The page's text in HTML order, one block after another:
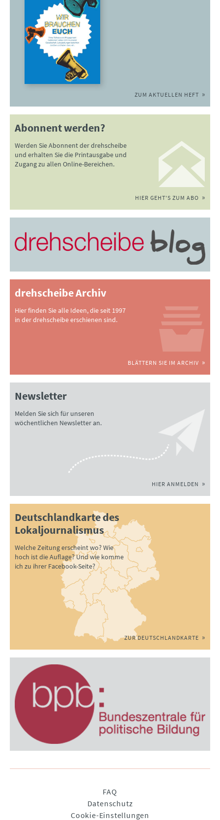
ZUM AKTUELLEN HEFT
Abonnent werden?
Werden Sie Abonnent der drehscheibe
und erhalten Sie die Printausgabe und
Zugang zu allen Online-Bereichen.
HIER GEHT'S ZUM ABO
drehscheibe Archiv
Hier finden Sie alle Ideen, die seit 1997
in der drehscheibe erschienen sind.
BLÄTTERN SIE IM ARCHIV
Newsletter
Melden Sie sich für unseren
wöchentlichen Newsletter an.
HIER ANMELDEN
Deutschlandkarte des
Lokaljournalismus
Welche Zeitung erscheint wo? Wie
hoch ist die Auflage? Und wie komme
ich zu ihrer Facebook-Seite?
ZUR DEUTSCHLANDKARTE
FAQ
Datenschutz
Cookie-Einstellungen